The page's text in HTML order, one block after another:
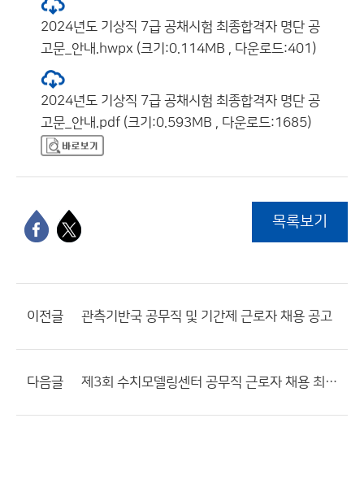
2024년도 기상직 7급 공채시험 최종합격자 명단 공
고문_안내.hwpx (크기:0.114MB , 다운로드:401)
2024년도 기상직 7급 공채시험 최종합격자 명단 공
고문_안내.pdf (크기:0.593MB , 다운로드:1685)
목록보기
이전글 관측기반국 공무직 및 기간제 근로자 채용 공고
다음글 제3회 수치모델링센터 공무직 근로자 채용 최종합격자 및 제출서류 안내 공고